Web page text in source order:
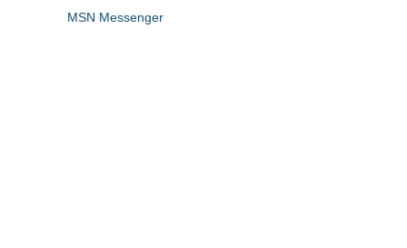
MSN Messenger